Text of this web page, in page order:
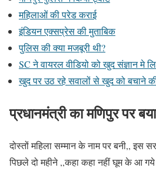
महिलाओं की परेड कराई
इंडियन एक्सप्रेस की मुताबिक
पुलिस की क्या मजबूरी थी?
SC ने वायरल वीडियो को खुद संज्ञान मे
खुद पर उठ रहे सवालों से खुद को बचाने
प्रधानमंत्री का मणिपुर पर
दोस्तों महिला सम्मान के नाम पर बनी,, इस
पिछले दो महीने ,,कहा कहा नहीं घूम के आ